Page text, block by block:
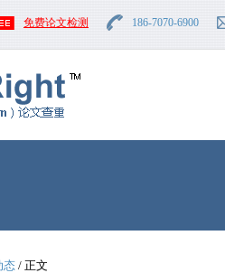
免费论文检测 186-7070-6900
态 / 正文